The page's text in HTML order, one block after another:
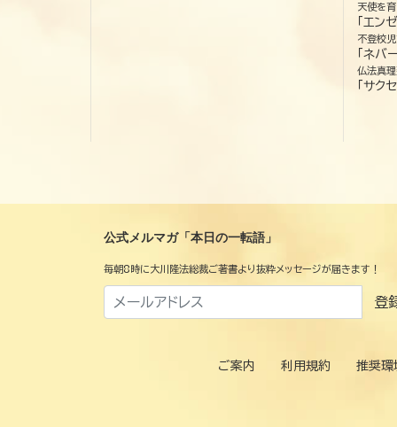
天使を
「エン
不登校
「ネバ
仏法真
「サク
公式メルマガ「本日の一転語」
毎朝8時に大川隆法総裁ご著書より抜粋メッセージが届きます！
登
ご案内 利用規約 推奨環